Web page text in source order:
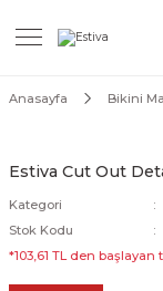
Anasayfa Bikini
Estiva Cut Out
Kategori
Stok Kodu
*103,61 TL den başlayan